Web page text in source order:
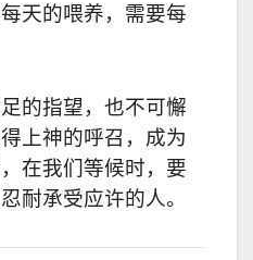
天的喂养，需要每
的指望，也不可懈
上神的呼召，成为
在我们等候时，要
耐承受应许的人。